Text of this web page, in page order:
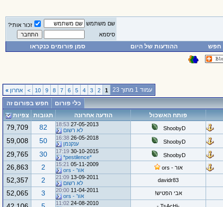
שם משתמש
זכור אותי?
סיסמא
חפש ההודעות של היום סמן פורומים כנקראו
עמוד 1 מתוך 23 1
2
3
4
5
6
7
8
9
10
> אחרון »
כלי פורום
חפש בפורום זה
פותח האשכול
הודעה אחרונה תגובות צפיות
ShoobyD
27-05-2013
18:53
לא רשום
82
79,709
ShoobyD
26-05-2018
16:38
ענקנמן
50
59,008
ShoobyD
30-10-2015
17:19
*pestilence*
30
29,765
אור - ors
05-11-2009
15:21
אור - ors
2
26,863
davidr83
13-09-2011
21:09
לא רשום
2
52,357
אבי הפטיש! 11-04-2011
20:00
אור - ors
3
52,065
24-08-2010
11:02